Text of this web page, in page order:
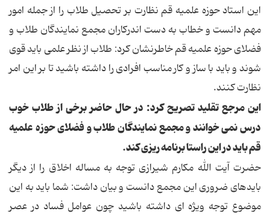
این استاد حوزه علمیه قم نظارت بر تحصیل طلاب را از جمله امور
مهم دانست و خطاب به دست اندرکاران مجمع نمایندگان طلاب و
فضلای حوزه علمیه قم خاطرنشان کرد: طلاب از نظر علمی باید قوی
شوند و باید با ساز و کار مناسب افرادی را داشته باشید تا بر این امر
نظارت کنند.
این مرجع تقلید تصریح کرد: در حال حاضر برخی از طلاب خوب
درس نمی خوانند و مجمع نمایندگان طلاب و فضلای حوزه علمیه
قم باید در این راستا برنامه ریزی کند.
حضرت آیت الله مکارم شیرازی توجه به مساله اخلاق را از دیگر
بایدهای ضروری این مجمع دانست و بیان داشت: شما باید به این
موضوع توجه ویژه ای داشته باشید چون عوامل فساد در عصر